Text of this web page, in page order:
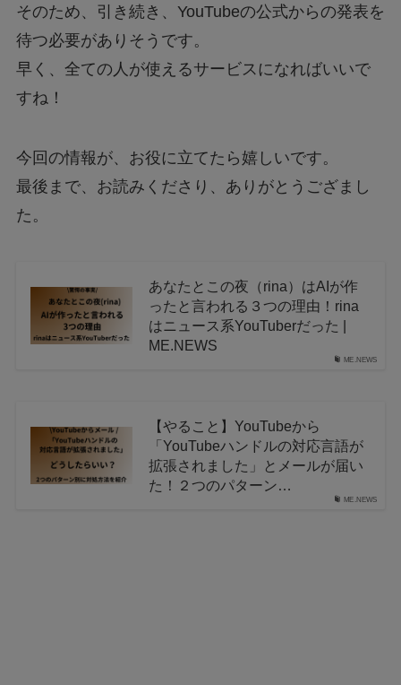
そのため、引き続き、YouTubeの公式からの発表を
待つ必要がありそうです。
早く、全ての人が使えるサービスになればいいで
すね！
今回の情報が、お役に立てたら嬉しいです。
最後まで、お読みくださり、ありがとうござまし
た。
ME.NEWS
あなたとこの夜（rina）はAIが作
ったと言われる３つの理由！rina
はニュース系YouTuberだった |
ME.NEWS
ME.NEWS
【やること】YouTubeから
「YouTubeハンドルの対応言語が
拡張されました」とメールが届い
た！２つのパターン…